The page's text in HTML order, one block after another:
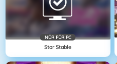
NÜR FÜR PC
Star Stable